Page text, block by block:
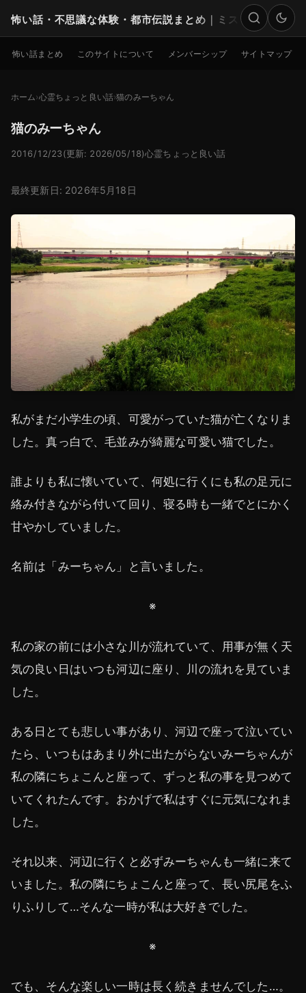
怖い話・不思議な体験・都市伝説まとめ｜ミステリー
検索
怖い話まとめ このサイトについて メンバーシップ サイトマップ
ホーム 心霊ちょっと良い話 猫のみーちゃん
猫のみーちゃん
2016/12/23(更新: 2026/05/18)心霊ちょっと良い話
最終更新日: 2026年5月18日
私がまだ小学生の頃、可愛がっていた猫が亡くなりま
した。真っ白で、毛並みが綺麗な可愛い猫でした。
誰よりも私に懐いていて、何処に行くにも私の足元に
絡み付きながら付いて回り、寝る時も一緒でとにかく
甘やかしていました。
名前は「みーちゃん」と言いました。
※
私の家の前には小さな川が流れていて、用事が無く天
気の良い日はいつも河辺に座り、川の流れを見ていま
した。
ある日とても悲しい事があり、河辺で座って泣いてい
たら、いつもはあまり外に出たがらないみーちゃんが
私の隣にちょこんと座って、ずっと私の事を見つめて
いてくれたんです。おかげで私はすぐに元気になれま
した。
それ以来、河辺に行くと必ずみーちゃんも一緒に来て
いました。私の隣にちょこんと座って、長い尻尾をふ
りふりして…そんな一時が私は大好きでした。
※
でも、そんな楽しい一時は長く続きませんでした…。